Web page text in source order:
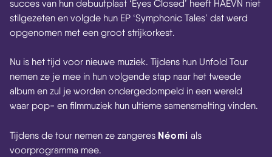
succes van hun debuutplaat ‘Eyes Closed’ heeft HAEVN niet
stilgezeten en volgde hun EP ‘Symphonic Tales’ dat werd
opgenomen met een groot strijkorkest.
Nu is het tijd voor nieuwe muziek. Tijdens hun Unfold Tour
nemen ze je mee in hun volgende stap naar het tweede
album en zul je worden ondergedompeld in een wereld
waar pop- en filmmuziek hun ultieme samensmelting vinden.
Tijdens de tour nemen ze zangeres Néomi als
voorprogramma mee.